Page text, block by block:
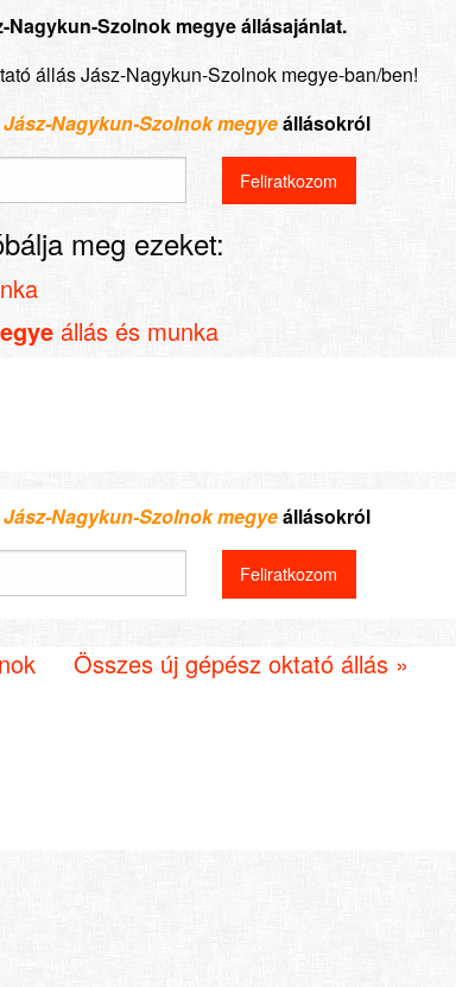
Szolnok megye állásajánlat.
állás Jász-Nagykun-Szolnok megye-ban/ben!
Nagykun-Szolnok megyeállásokról
meg ezeket:
állás és munka
Nagykun-Szolnok megyeállásokról
Összes új gépész oktató állás »